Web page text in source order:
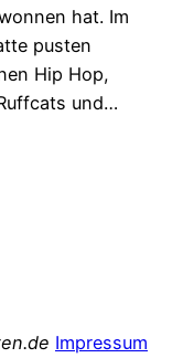
hat. Im
pusten
Hip Hop,
und…
Impressum